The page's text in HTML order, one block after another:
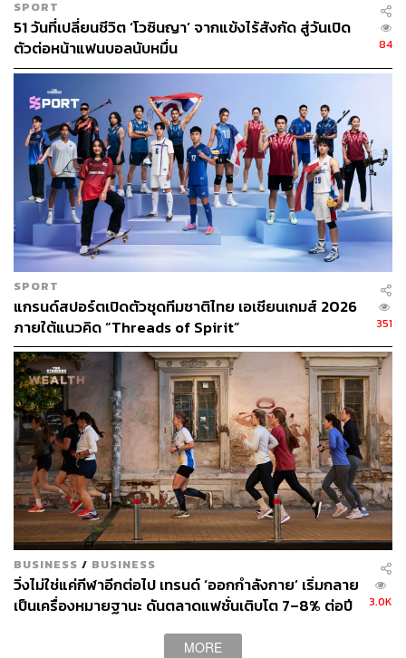
SPORT
51 วันที่เปลี่ยนชีวิต ‘โวซินญา’ จากแข้งไร้สังกัด สู่วันเปิด
ตัวต่อหน้าแฟนบอลนับหมื่น
84
SPORT
แกรนด์สปอร์ตเปิดตัวชุดทีมชาติไทย เอเชียนเกมส์ 2026
ภายใต้แนวคิด “Threads of Spirit”
351
BUSINESS / BUSINESS
วิ่งไม่ใช่แค่กีฬาอีกต่อไป เทรนด์ ‘ออกกำลังกาย’ เริ่มกลาย
เป็นเครื่องหมายฐานะ ดันตลาดแฟชั่นเติบโต 7–8% ต่อปี
3.0K
MORE